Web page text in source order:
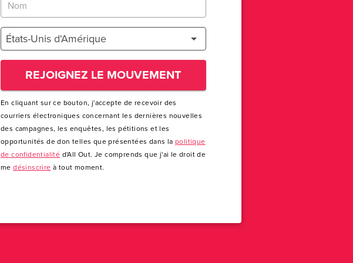
États-Unis d'Amérique
REJOIGNEZ LE MOUVEMENT
En cliquant sur ce bouton, j'accepte de recevoir des
courriers électroniques concernant les dernières nouvelles
des campagnes, les enquêtes, les pétitions et les
opportunités de don telles que présentées dans la politique
de confidentialité d'All Out. Je comprends que j'ai le droit de
medésinscrire à tout moment.